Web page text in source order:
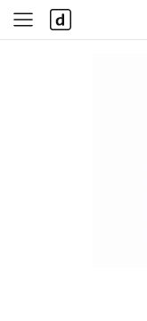
사
이
다
나
와